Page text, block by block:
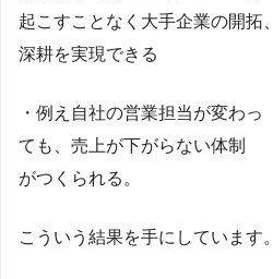
起こすことなく大手企業の開拓、
深耕を実現できる
・例え自社の営業担当が変わっ
ても、売上が下がらない体制
がつくられる。
こういう結果を手にしています。